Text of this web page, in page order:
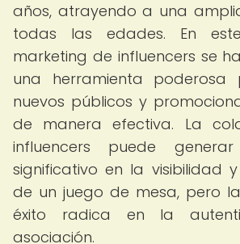
años, atrayendo a una
todas las edades. En
marketing de influencers se
una herramienta
nuevos públicos y
de manera efectiva. La
influencers puede
significativo en la visibilidad
de un juego de mesa, pero
éxito radica en la
asociación.